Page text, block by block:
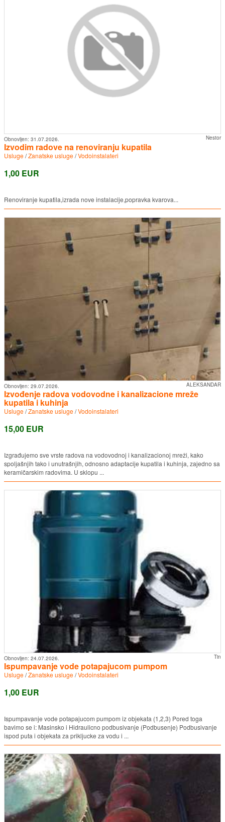
Nestor
Obnovljen: 31.07.2026.
Izvodim radove na renoviranju kupatila
Usluge/Zanatske usluge/Vodoinstalateri
1,00 EUR
Renoviranje kupatila,izrada nove instalacije,popravka kvarova...
ALEKSANDAR
Obnovljen: 29.07.2026.
Izvođenje radova vodovodne i kanalizacione mreže
kupatila i kuhinja
Usluge/Zanatske usluge/Vodoinstalateri
15,00 EUR
Izgrađujemo sve vrste radova na vodovodnoj i kanalizacionoj mreži, kako
spoljašnjih tako i unutrašnjih, odnosno adaptacije kupatila i kuhinja, zajedno sa
keramičarskim radovima. U sklopu ...
Tin
Obnovljen: 24.07.2026.
Ispumpavanje vode potapajucom pumpom
Usluge/Zanatske usluge/Vodoinstalateri
1,00 EUR
Ispumpavanje vode potapajucom pumpom iz objekata (1,2,3) Pored toga
bavimo se i: Masinsko i Hidraulicno podbusivanje (Podbusenje) Podbusivanje
ispod puta i objekata za prikljucke za vodu i ...